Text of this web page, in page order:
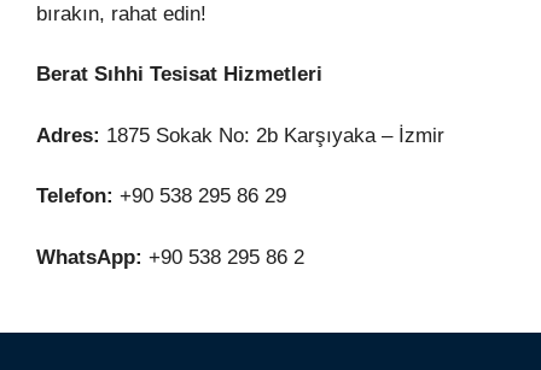
bırakın, rahat edin!
Berat Sıhhi Tesisat Hizmetleri
Adres: 1875 Sokak No: 2b Karşıyaka – İzmir
Telefon: +90 538 295 86 29
WhatsApp: +90 538 295 86 2